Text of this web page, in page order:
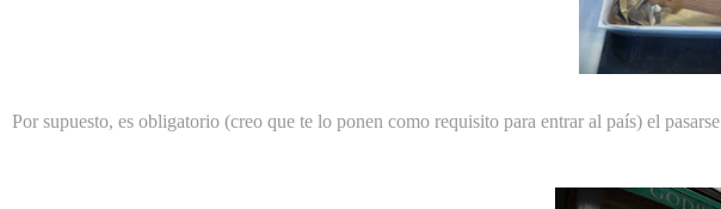
Por supuesto, es obligatorio (creo que te lo ponen como requisito para entrar al país) el